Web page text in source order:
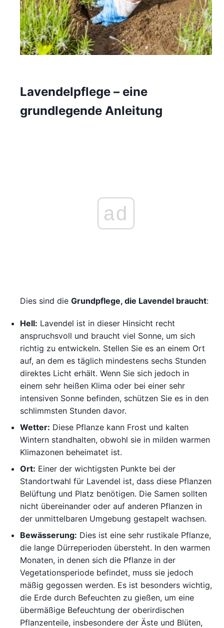
Lavendelpflege – eine
grundlegende Anleitung
ad
Dies sind die Grundpflege, die Lavendel braucht:
Hell: Lavendel ist in dieser Hinsicht recht
anspruchsvoll und braucht viel Sonne, um sich
richtig zu entwickeln. Stellen Sie es an einem Ort
auf, an dem es täglich mindestens sechs Stunden
direktes Licht erhält. Wenn Sie sich jedoch in
einem sehr heißen Klima oder bei einer sehr
intensiven Sonne befinden, schützen Sie es in den
schlimmsten Stunden davor.
Wetter: Diese Pflanze kann Frost und kalten
Wintern standhalten, obwohl sie in milden warmen
Klimazonen beheimatet ist.
Ort: Einer der wichtigsten Punkte bei der
Standortwahl für Lavendel ist, dass diese Pflanzen
Belüftung und Platz benötigen. Die Samen sollten
nicht übereinander oder auf anderen Pflanzen in
der unmittelbaren Umgebung gestapelt wachsen.
Bewässerung: Dies ist eine sehr rustikale Pflanze,
die lange Dürreperioden übersteht. In den warmen
Monaten, in denen sich die Pflanze in der
Vegetationsperiode befindet, muss sie jedoch
mäßig gegossen werden. Es ist besonders wichtig,
die Erde durch Befeuchten zu gießen, um eine
übermäßige Befeuchtung der oberirdischen
Pflanzenteile, insbesondere der Äste und Blüten,